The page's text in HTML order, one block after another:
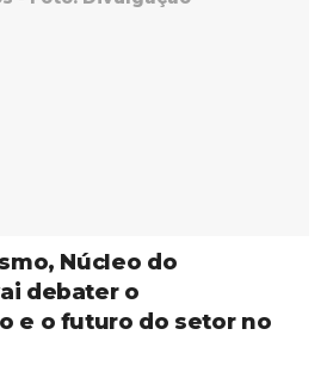
Núcleo do
debater o
e o futuro do setor no